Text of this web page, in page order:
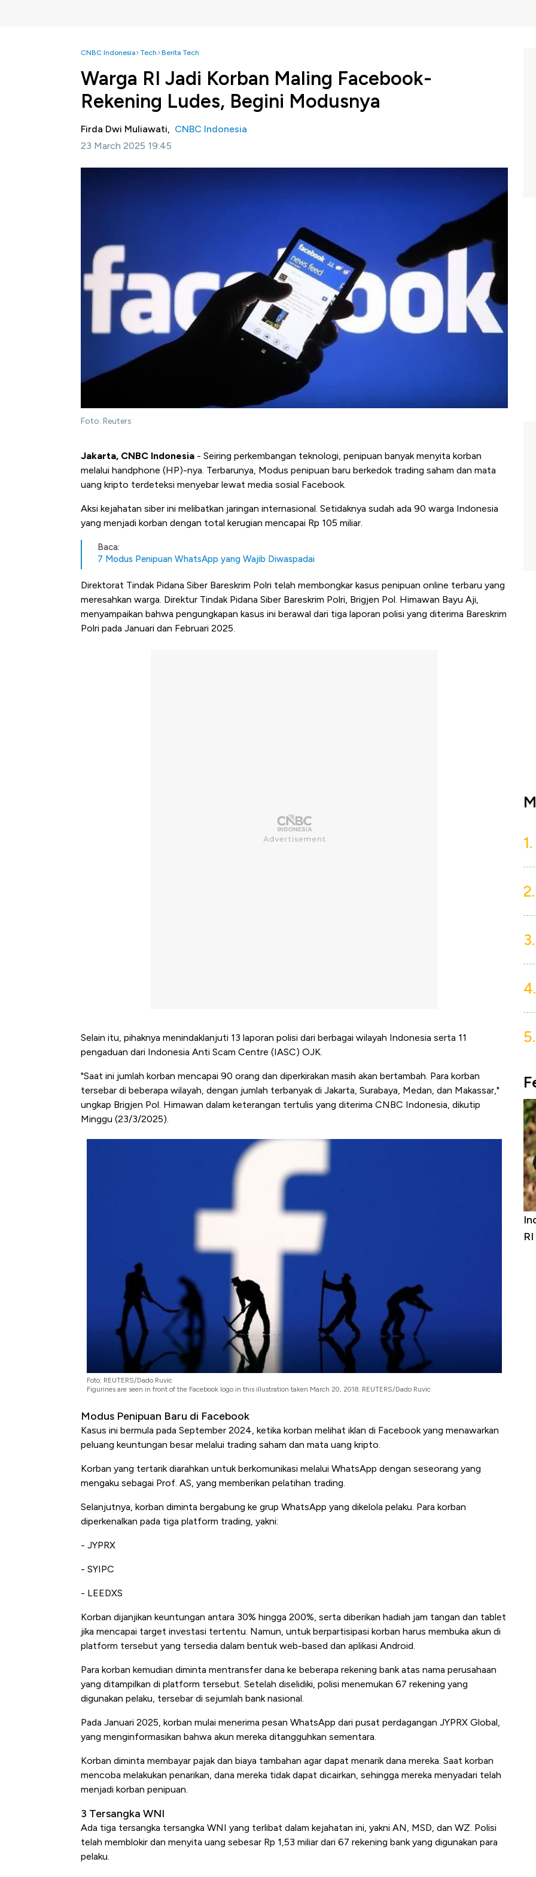
CNBC Indonesia Tech Berita Tech
Warga RI Jadi Korban Maling Facebook-
Rekening Ludes, Begini Modusnya
Firda Dwi Muliawati, CNBC Indonesia
23 March 2025 19:45
Foto: Reuters
Jakarta, CNBC Indonesia - Seiring perkembangan teknologi, penipuan banyak menyita korban
melalui handphone (HP)-nya. Terbarunya, Modus penipuan baru berkedok trading saham dan mata
uang kripto terdeteksi menyebar lewat media sosial Facebook.
Aksi kejahatan siber ini melibatkan jaringan internasional. Setidaknya sudah ada 90 warga Indonesia
yang menjadi korban dengan total kerugian mencapai Rp 105 miliar.
Baca:
7 Modus Penipuan WhatsApp yang Wajib Diwaspadai
Direktorat Tindak Pidana Siber Bareskrim Polri telah membongkar kasus penipuan online terbaru yang
meresahkan warga. Direktur Tindak Pidana Siber Bareskrim Polri, Brigjen Pol. Himawan Bayu Aji,
menyampaikan bahwa pengungkapan kasus ini berawal dari tiga laporan polisi yang diterima Bareskrim
Polri pada Januari dan Februari 2025.
Selain itu, pihaknya menindaklanjuti 13 laporan polisi dari berbagai wilayah Indonesia serta 11
pengaduan dari Indonesia Anti Scam Centre (IASC) OJK.
"Saat ini jumlah korban mencapai 90 orang dan diperkirakan masih akan bertambah. Para korban
tersebar di beberapa wilayah, dengan jumlah terbanyak di Jakarta, Surabaya, Medan, dan Makassar,"
ungkap Brigjen Pol. Himawan dalam keterangan tertulis yang diterima CNBC Indonesia, dikutip
Minggu (23/3/2025).
Foto: REUTERS/Dado Ruvic
Figurines are seen in front of the Facebook logo in this illustration taken March 20, 2018. REUTERS/Dado Ruvic
Modus Penipuan Baru di Facebook
Kasus ini bermula pada September 2024, ketika korban melihat iklan di Facebook yang menawarkan
peluang keuntungan besar melalui trading saham dan mata uang kripto.
Korban yang tertarik diarahkan untuk berkomunikasi melalui WhatsApp dengan seseorang yang
mengaku sebagai Prof. AS, yang memberikan pelatihan trading.
Selanjutnya, korban diminta bergabung ke grup WhatsApp yang dikelola pelaku. Para korban
diperkenalkan pada tiga platform trading, yakni:
- JYPRX
- SYIPC
- LEEDXS
Korban dijanjikan keuntungan antara 30% hingga 200%, serta diberikan hadiah jam tangan dan tablet
jika mencapai target investasi tertentu. Namun, untuk berpartisipasi korban harus membuka akun di
platform tersebut yang tersedia dalam bentuk web-based dan aplikasi Android.
Para korban kemudian diminta mentransfer dana ke beberapa rekening bank atas nama perusahaan
yang ditampilkan di platform tersebut. Setelah diselidiki, polisi menemukan 67 rekening yang
digunakan pelaku, tersebar di sejumlah bank nasional.
Pada Januari 2025, korban mulai menerima pesan WhatsApp dari pusat perdagangan JYPRX Global,
yang menginformasikan bahwa akun mereka ditangguhkan sementara.
Korban diminta membayar pajak dan biaya tambahan agar dapat menarik dana mereka. Saat korban
mencoba melakukan penarikan, dana mereka tidak dapat dicairkan, sehingga mereka menyadari telah
menjadi korban penipuan.
3 Tersangka WNI
Ada tiga tersangka tersangka WNI yang terlibat dalam kejahatan ini, yakni AN, MSD, dan WZ. Polisi
telah memblokir dan menyita uang sebesar Rp 1,53 miliar dari 67 rekening bank yang digunakan para
pelaku.
1.
2.
3.
4.
5.
Bangkit dari Kubur! Bisnis Furniture &
Alas Kaki Tumbuh Double Digit
RI